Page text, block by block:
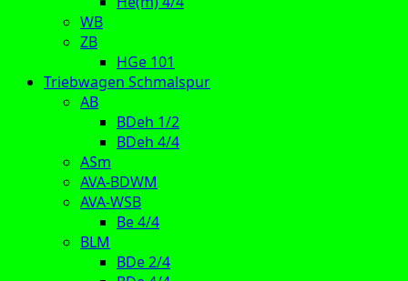
WB
ZB
HGe 101
Triebwagen Schmalspur
AB
BDeh 1/2
BDeh 4/4
ASm
AVA-BDWM
AVA-WSB
Be 4/4
BLM
BDe 2/4